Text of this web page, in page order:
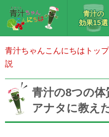
青汁の
効果15選
青汁ちゃんこんにちはトップ
説
青汁の8つの体
アナタに教え